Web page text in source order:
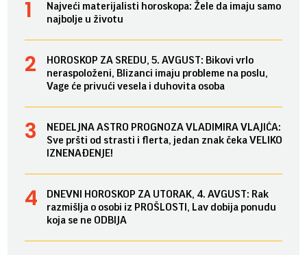
Najveći materijalisti horoskopa: Žele da imaju samo
najbolje u životu
HOROSKOP ZA SREDU, 5. AVGUST: Bikovi vrlo
neraspoloženi, Blizanci imaju probleme na poslu,
Vage će privući vesela i duhovita osoba
NEDELJNA ASTRO PROGNOZA VLADIMIRA VLAJIĆA:
Sve pršti od strasti i flerta, jedan znak čeka VELIKO
IZNENAĐENJE!
DNEVNI HOROSKOP ZA UTORAK, 4. AVGUST: Rak
razmišlja o osobi iz PROŠLOSTI, Lav dobija ponudu
koja se ne ODBIJA